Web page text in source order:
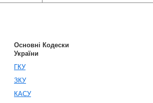
Основні Кодески
України
ГКУ
ЗКУ
КАСУ